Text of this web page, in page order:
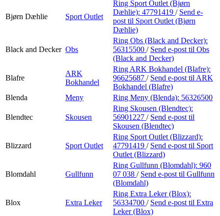
Bjørn Dæhlie Sport Outlet
Ring Sport Outlet (Bjørn
Dæhlie): 47791419 / Send e-
post til Sport Outlet (Bjørn
Dæhlie)
Black and Decker Obs
Ring Obs (Black and Decker):
56315500 / Send e-post til Obs
(Black and Decker)
Blafre
ARK
Bokhandel
Ring ARK Bokhandel (Blafre):
96625687 / Send e-post til ARK
Bokhandel (Blafre)
Blenda
Meny Ring Meny (Blenda): 56326500
Blendtec Skousen
Ring Skousen (Blendtec):
56901227 / Send e-post til
Skousen (Blendtec)
Blizzard Sport Outlet
Ring Sport Outlet (Blizzard):
47791419 / Send e-post til Sport
Outlet (Blizzard)
Blomdahl Gullfunn
Ring Gullfunn (Blomdahl): 960
07 038 / Send e-post til Gullfunn
(Blomdahl)
Blox Extra Leker
Ring Extra Leker (Blox):
56334700 / Send e-post til Extra
Leker (Blox)